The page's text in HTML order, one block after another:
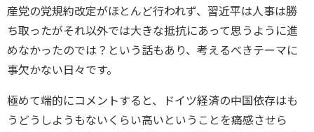
産党の党規約改定がほとんど行われず、習近平は人事は勝
ち取ったがそれ以外では大きな抵抗にあって思うように進
めなかったのでは？という話もあり、考えるべきテーマに
事欠かない日々です。
極めて端的にコメントすると、ドイツ経済の中国依存はも
うどうしようもないくらい高いということを痛感させら